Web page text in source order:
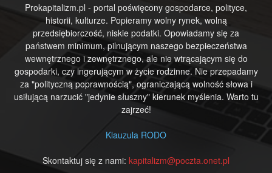
Prokapitalizm.pl - portal poświęcony gospodarce, polityce,
historii, kulturze. Popieramy wolny rynek, wolną
przedsiębiorczość, niskie podatki. Opowiadamy się za
państwem minimum, pilnującym naszego bezpieczeństwa
wewnętrznego i zewnętrznego, ale nie wtrącającym się do
gospodarki, czy ingerującym w życie rodzinne. Nie przepadamy
za "polityczną poprawnością", ograniczającą wolność słowa i
usiłującą narzucić "jedynie słuszny" kierunek myślenia. Warto tu
zajrzeć!
Klauzula RODO
Skontaktuj się z nami: kapitalizm@poczta.onet.pl